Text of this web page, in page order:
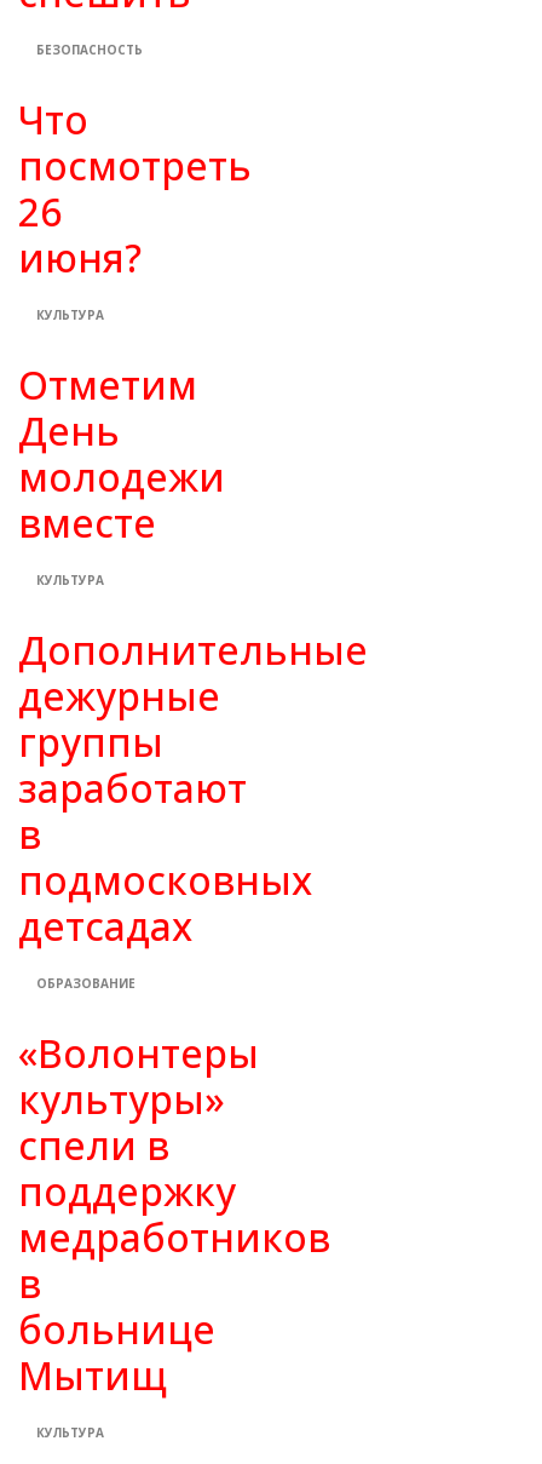
БЕЗОПАСНОСТЬ
Что
посмотреть
26
июня?
КУЛЬТУРА
Отметим
День
молодежи
вместе
КУЛЬТУРА
Дополнительные
дежурные
группы
заработают
в
подмосковных
детсадах
ОБРАЗОВАНИЕ
«Волонтеры
культуры»
спели в
поддержку
медработников
в
больнице
Мытищ
КУЛЬТУРА